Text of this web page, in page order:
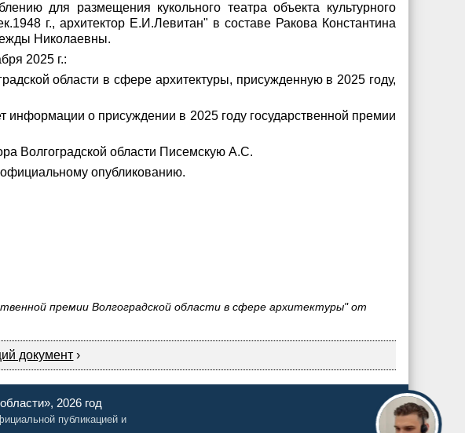
для размещения кукольного театра объекта культурного
г., архитектор Е.И.Левитан" в составе Ракова Константина
Николаевны.
2025 г.:
области в сфере архитектуры, присужденную в 2025 году,
о присуждении в 2025 году государственной премии
Волгоградской области Писемскую А.С.
опубликованию.
премии Волгоградской области в сфере архитектуры" от
документ ›
2026 год
публикацией и